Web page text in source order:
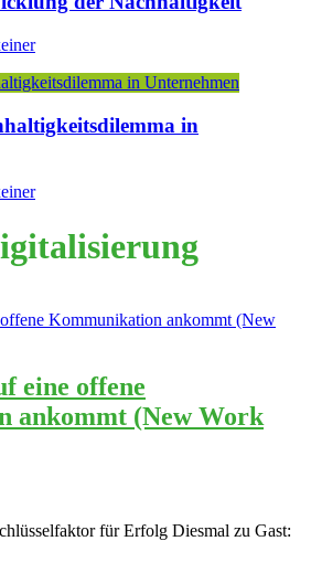
in
eine offene
ankommt (New Work
für Erfolg Diesmal zu Gast: